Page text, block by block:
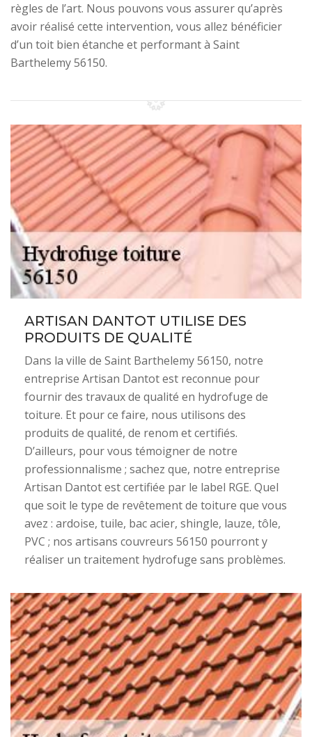
règles de l’art. Nous pouvons vous assurer qu’après
avoir réalisé cette intervention, vous allez bénéficier
d’un toit bien étanche et performant à Saint
Barthelemy 56150.
ARTISAN DANTOT UTILISE DES
PRODUITS DE QUALITÉ
Dans la ville de Saint Barthelemy 56150, notre
entreprise Artisan Dantot est reconnue pour
fournir des travaux de qualité en hydrofuge de
toiture. Et pour ce faire, nous utilisons des
produits de qualité, de renom et certifiés.
D’ailleurs, pour vous témoigner de notre
professionnalisme ; sachez que, notre entreprise
Artisan Dantot est certifiée par le label RGE. Quel
que soit le type de revêtement de toiture que vous
avez : ardoise, tuile, bac acier, shingle, lauze, tôle,
PVC ; nos artisans couvreurs 56150 pourront y
réaliser un traitement hydrofuge sans problèmes.